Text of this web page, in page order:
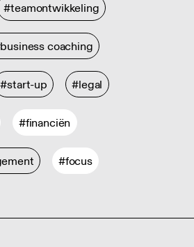
#teamontwikkeling
coaching
#start-up #legal
#financiën
#focus